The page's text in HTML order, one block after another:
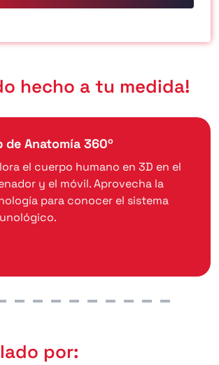
hecho a tu medida!
de Anatomía 360º
el cuerpo humano en 3D en el
y el móvil. Aprovecha la
para conocer el sistema
por: